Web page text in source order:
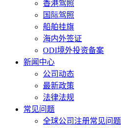
香港驾照
国际驾照
船舶挂旗
海内外签证
ODI境外投资备案
新闻中心
公司动态
最新政策
法律法规
常见问题
全球公司注册常见问题